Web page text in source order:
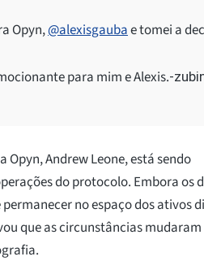
Opyn,@alexisgaubae tomei a
para mim e Alexis.-
Opyn, Andrew Leone, está sendo
do protocolo. Embora os
no espaço dos ativos
que as circunstâncias